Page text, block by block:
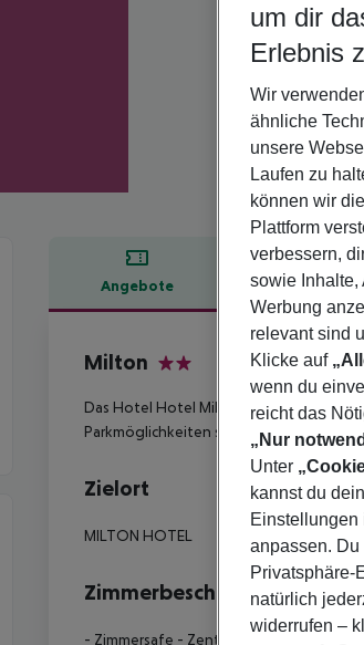
Angebote
Milton
Das Hotel Hotel Milton liegt ca. 34 km
Parkmöglichkeiten sowie über eine TV-
Zielort
MILTON HOTEL
Zimmerbeschreibung
- Zimmersafe - Zentral gesteuerte
um dir
Erlebnis
Wir
ähnliche
unsere
Laufen zu
können wir
Plattform
verbessern,
sowie Inhalte,
Werbung
relevant sind
Klicke auf
wenn du
reicht das
„Nur
Unter
kannst du
Einstellungen
anpassen.
Privatsphäre-
natürlich
widerrufen –